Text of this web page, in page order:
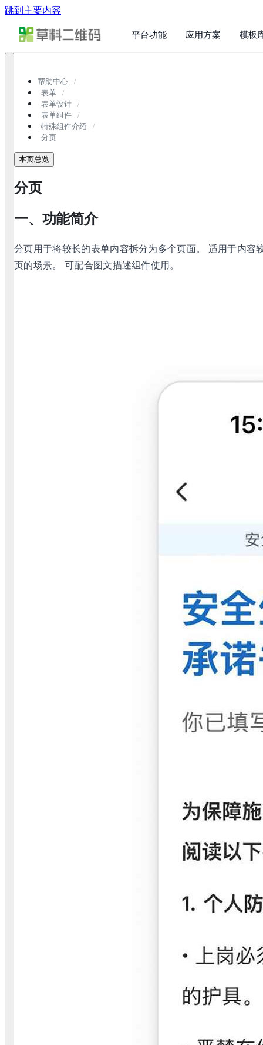
跳到主要内容
平台功能 应用方案 模板
帮助中心
表单
表单设计
表单组件
特殊组件介绍
分页
本页总览
分页
一、功能简介
分页用于将较长的表单内容拆分为多个页面。 适用于内容
页的场景。 可配合图文描述组件使用。